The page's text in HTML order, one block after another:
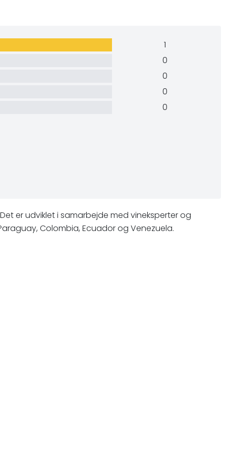
1
0
0
0
0
er udviklet i samarbejde med vineksperter og
Colombia, Ecuador og Venezuela.